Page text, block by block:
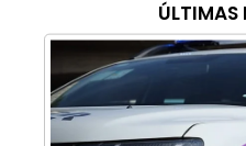
Anunciar ou